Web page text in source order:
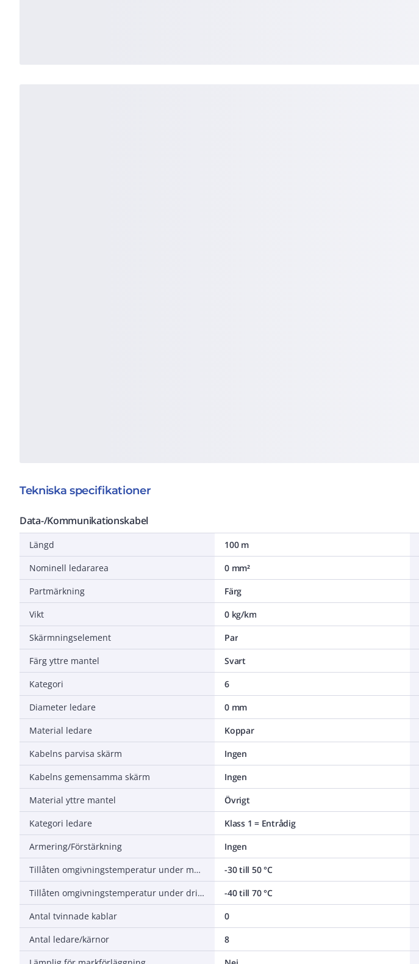
Tekniska specifikationer
Data-/Kommunikationskabel
Längd
100 m
Nominell ledararea
0 mm²
Partmärkning
Färg
Vikt
0 kg/km
Skärmningselement
Par
Färg yttre mantel
Svart
Kategori
6
Diameter ledare
0 mm
Material ledare
Koppar
Kabelns parvisa skärm
Ingen
Kabelns gemensamma skärm
Ingen
Material yttre mantel
Övrigt
Kategori ledare
Klass 1 = Entrådig
Armering/Förstärkning
Ingen
Tillåten omgivningstemperatur under montering/hantering
-30 till 50 °C
Tillåten omgivningstemperatur under drift utan vibrationer
-40 till 70 °C
Antal tvinnade kablar
0
Antal ledare/kärnor
8